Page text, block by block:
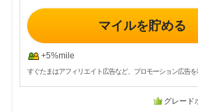
マイルを貯める
+5%mile
すぐたまはアフィリエイト広告など、プロモーション広告
グレード